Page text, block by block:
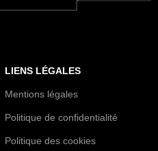
LIENS LÉGALES
Mentions légales
Politique de confidentialité
Politique des cookies